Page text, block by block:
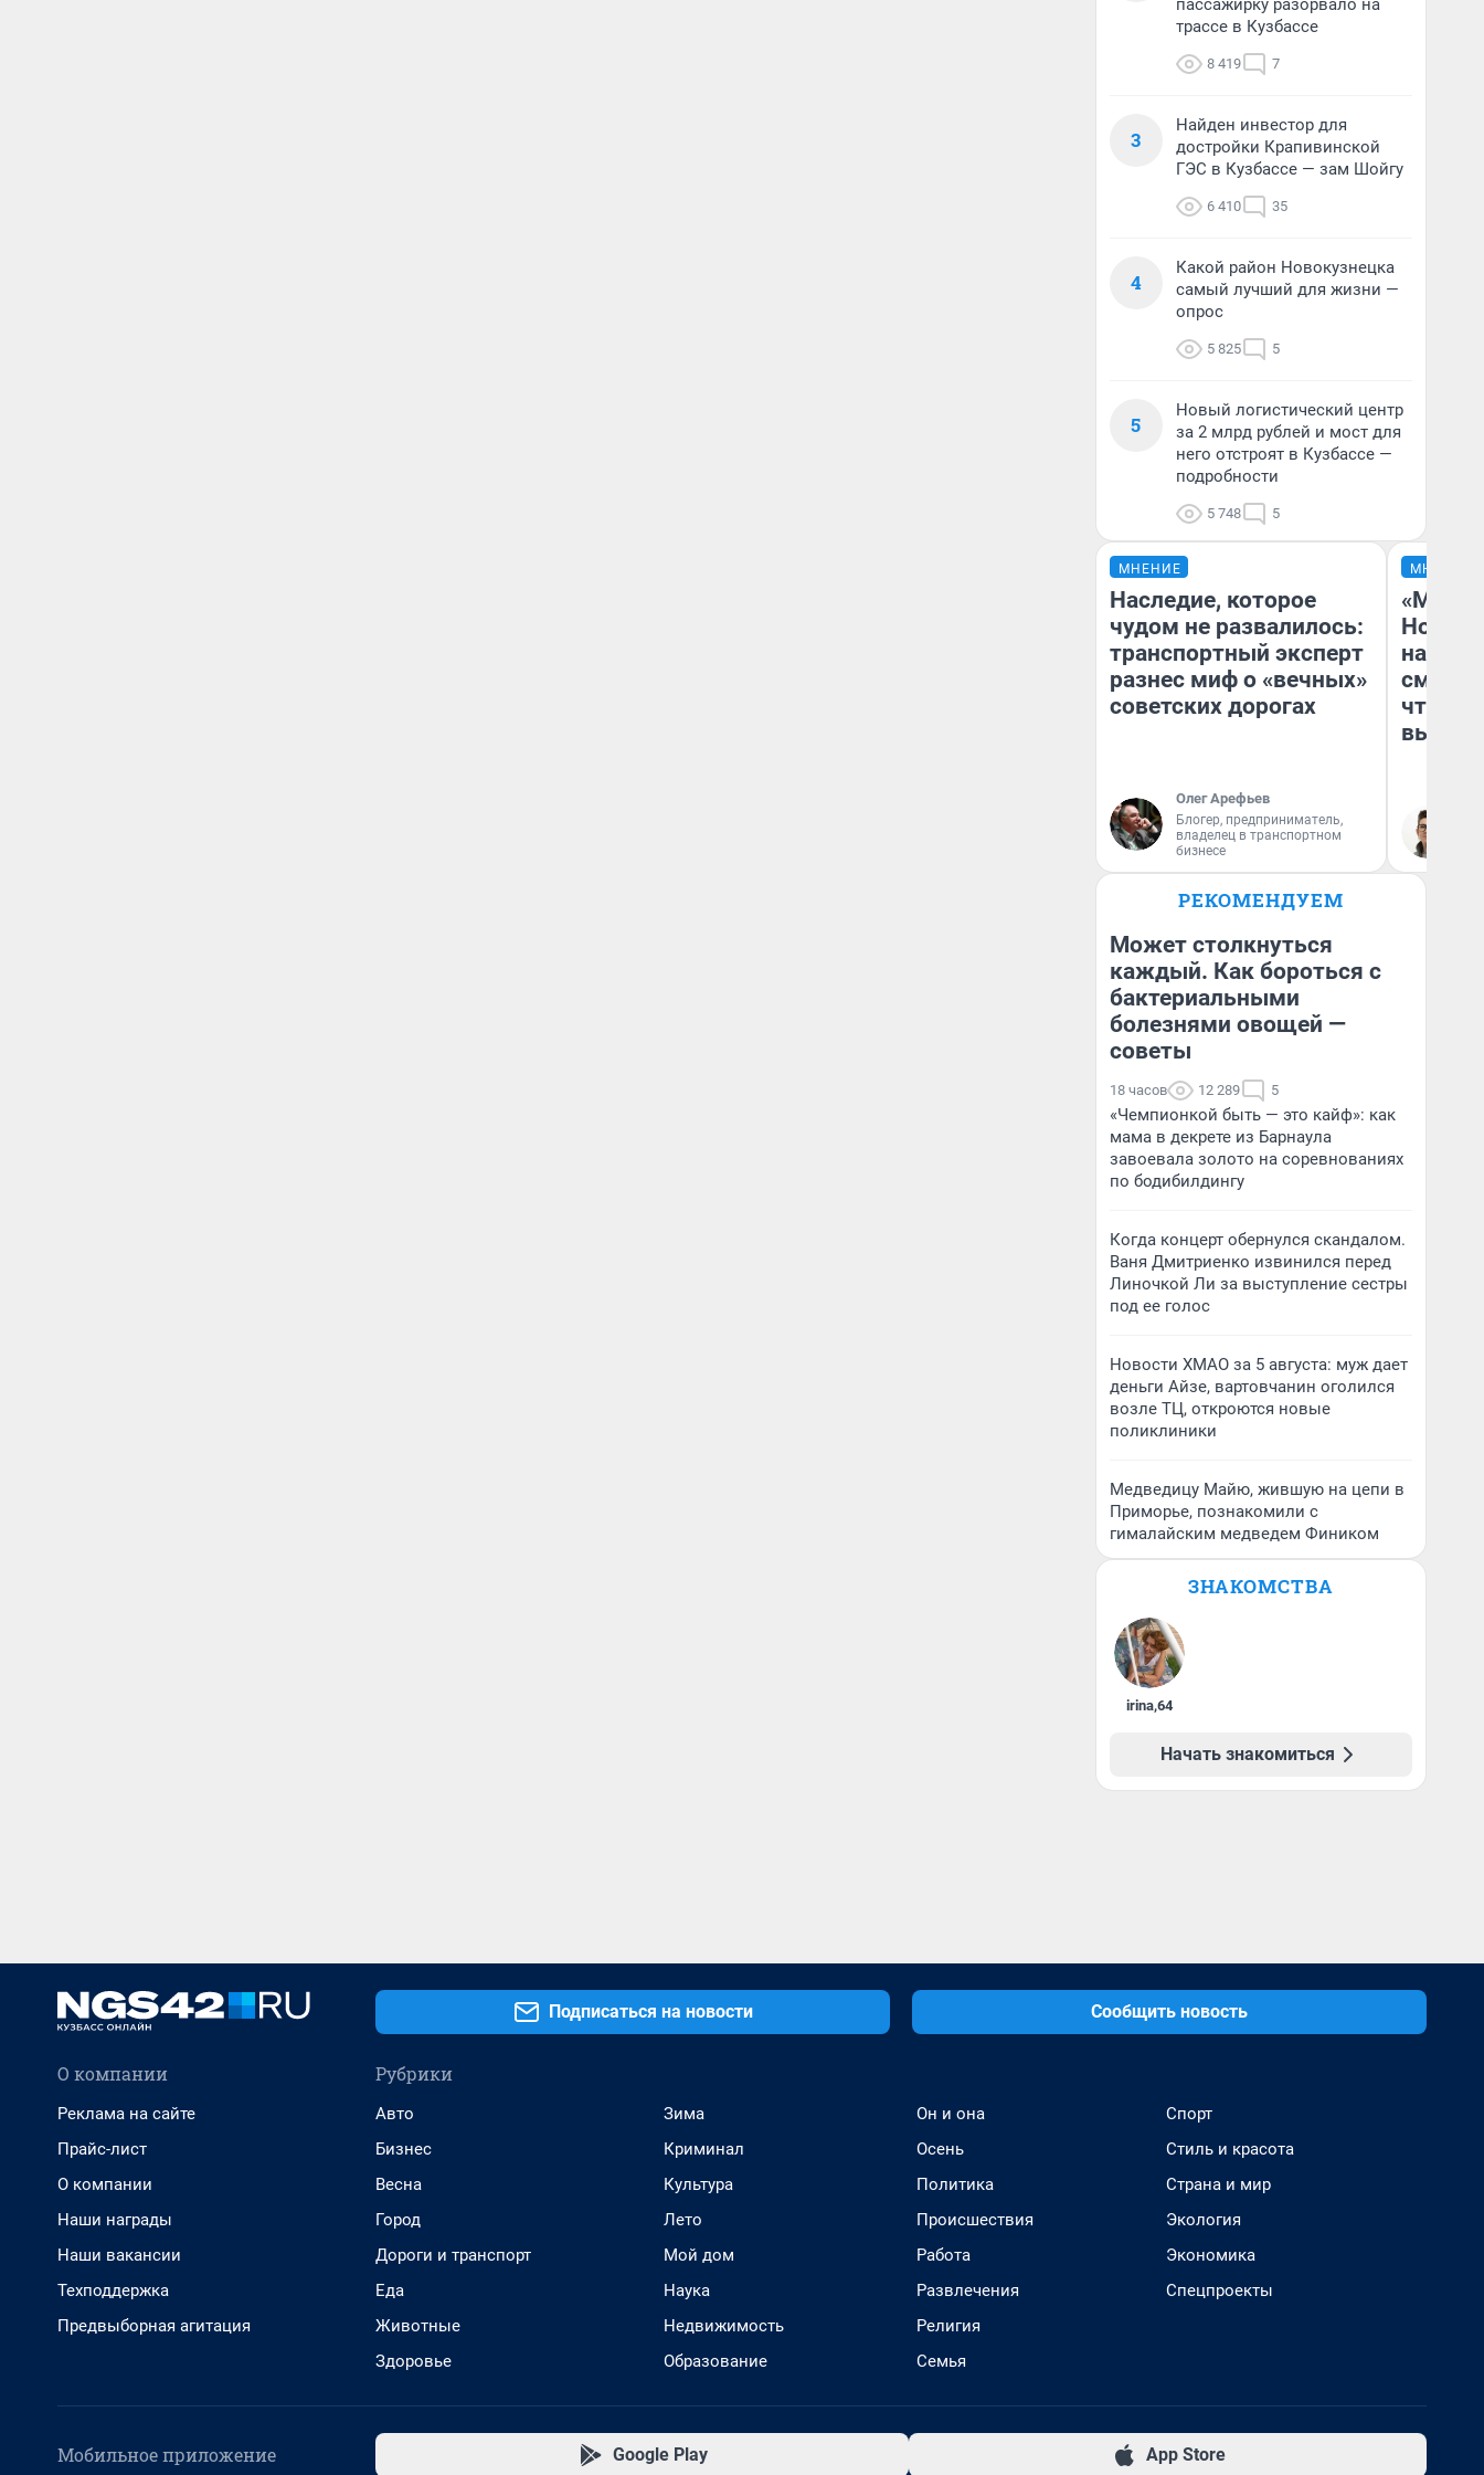
пассажирку разорвало на
трассе в Кузбассе
8 419 7
3
Найден инвестор для
достройки Крапивинской
ГЭС в Кузбассе — зам Шойгу
6 410 35
4
Какой район Новокузнецка
самый лучший для жизни —
опрос
5 825 5
5
Новый логистический центр
за 2 млрд рублей и мост для
него отстроят в Кузбассе —
подробности
5 748 5
МНЕНИЕ
Наследие, которое
чудом не развалилось:
транспортный эксперт
разнес миф о «вечных»
советских дорогах
Олег Арефьев
Блогер, предприниматель,
владелец в транспортном
бизнесе
МНЕНИЕ
«Мы
чтобы
РЕКОМЕНДУЕМ
Может столкнуться
каждый. Как бороться с
бактериальными
болезнями овощей —
советы
18 часов 12 289 5
«Чемпионкой быть — это кайф»: как
мама в декрете из Барнаула
завоевала золото на соревнованиях
по бодибилдингу
Когда концерт обернулся скандалом.
Ваня Дмитриенко извинился перед
Линочкой Ли за выступление сестры
под ее голос
Новости ХМАО за 5 августа: муж дает
деньги Айзе, вартовчанин оголился
возле ТЦ, откроются новые
поликлиники
Медведицу Майю, жившую на цепи в
Приморье, познакомили с
гималайским медведем Фиником
ЗНАКОМСТВА
irina,64
Начать знакомиться
Подписаться на новости Сообщить новость
О компании
Реклама на сайте
Прайс-лист
О компании
Наши награды
Наши вакансии
Техподдержка
Предвыборная агитация
Рубрики
Авто
Бизнес
Весна
Город
Дороги и транспорт
Еда
Животные
Здоровье
Зима
Криминал
Культура
Лето
Мой дом
Наука
Недвижимость
Образование
Он и она
Осень
Политика
Происшествия
Работа
Развлечения
Религия
Семья
Спорт
Стиль и красота
Страна и мир
Экология
Экономика
Спецпроекты
Мобильное приложение Google Play App Store